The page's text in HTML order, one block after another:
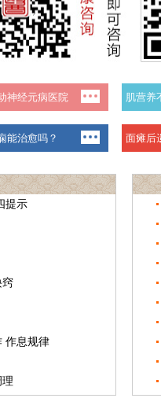
提示
窍
作息规律